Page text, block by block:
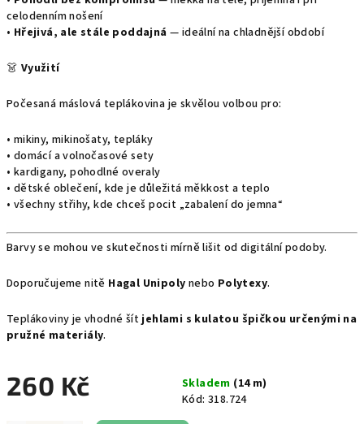
celodenním nošení
• Hřejivá, ale stále poddajná — ideální na chladnější období
👗 Využití
Počesaná máslová teplákovina je skvělou volbou pro:
• mikiny, mikinošaty, tepláky
• domácí a volnočasové sety
• kardigany, pohodlné overaly
• dětské oblečení, kde je důležitá měkkost a teplo
• všechny střihy, kde chceš pocit „zabalení do jemna“
Barvy se mohou ve skutečnosti mírně lišit od digitální podoby.
Doporučujeme nitě Hagal Unipoly nebo Polytexy.
Teplákoviny je vhodné šítjehlami s kulatou špičkou určenými na
pružné materiály.
260 Kč Skladem (14 m)
Kód: 318.724